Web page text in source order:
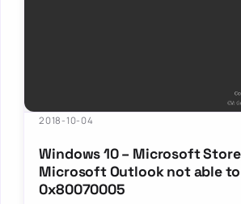
2018-10-04
Windows 10 – Microsoft
Microsoft Outlook not able
0x80070005